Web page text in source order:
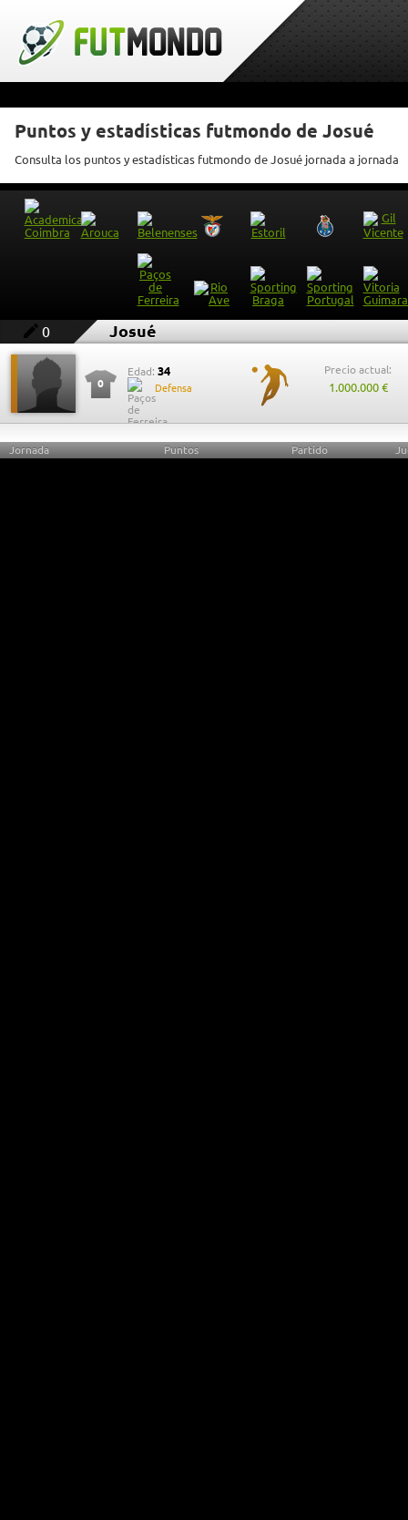
Puntos y estadísticas futmondo de Josué
Consulta los puntos y estadísticas futmondo de Josué jornada a jornada
0 Josué
0
Edad: 34
Defensa
Precio actual:
1.000.000 €
Jornada Puntos Partido